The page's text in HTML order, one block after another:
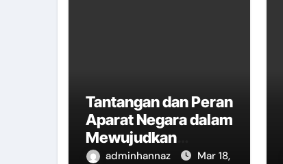
Tantangan dan Peran
Aparat Negara dalam
Mewujudkan
Kesejahteraan
adminhannaz
Mar 18,